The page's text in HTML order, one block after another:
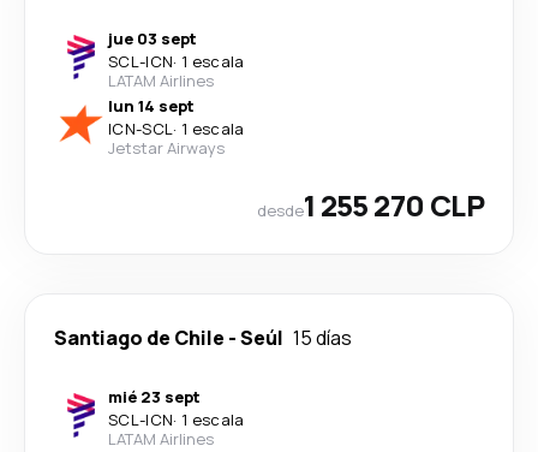
jue 03 sept
SCL-ICN· 1 escala
LATAM Airlines
lun 14 sept
ICN-SCL· 1 escala
Jetstar Airways
desde1 255 270 CLP
Santiago de Chile -Seúl 15 días
mié 23 sept
SCL-ICN· 1 escala
LATAM Airlines